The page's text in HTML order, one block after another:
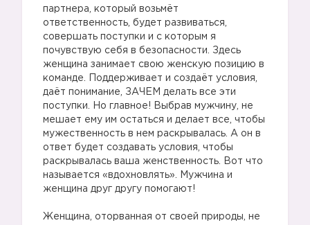
партнера, который возьмёт
ответственность, будет развиваться,
совершать поступки и с которым я
почувствую себя в безопасности. Здесь
женщина занимает свою женскую позицию в
команде. Поддерживает и создаёт условия,
даёт понимание, ЗАЧЕМ делать все эти
поступки. Но главное! Выбрав мужчину, не
мешает ему им остаться и делает все, чтобы
мужественность в нем раскрывалась. А он в
ответ будет создавать условия, чтобы
раскрывалась ваша женственность. Вот что
называется «вдохновлять». Мужчина и
женщина друг другу помогают!
Женщина, оторванная от своей природы, не